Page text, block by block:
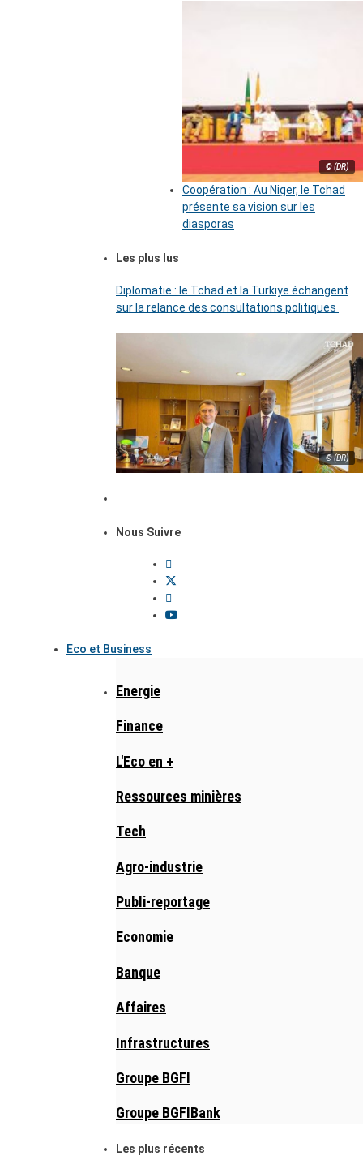
© (DR)
Coopération : Au Niger, le Tchad
présente sa vision sur les
diasporas
Les plus lus
Diplomatie : le Tchad et la Türkiye échangent
sur la relance des consultations politiques
© (DR)
Nous Suivre
Eco et Business
Energie
Finance
L'Eco en +
Ressources minières
Tech
Agro-industrie
Publi-reportage
Economie
Banque
Affaires
Infrastructures
Groupe BGFI
Groupe BGFIBank
Les plus récents